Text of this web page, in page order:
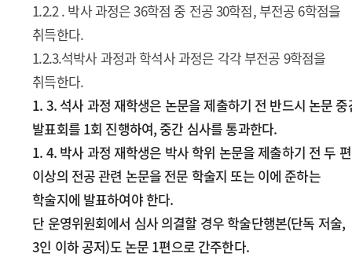
1.2.2 . 박사 과정은 36학점 중 전공 30학점, 부전공 6학점을
취득한다.
1.2.3.석박사 과정과 학석사 과정은 각각 부전공 9학점을
취득한다.
1. 3. 석사 과정 재학생은 논문을 제출하기 전 반드시 논문 중
발표회를 1회 진행하여, 중간 심사를 통과한다.
1. 4. 박사 과정 재학생은 박사 학위 논문을 제출하기 전 두 편
이상의 전공 관련 논문을 전문 학술지 또는 이에 준하는
학술지에 발표하여야 한다.
단 운영위원회에서 심사 의결할 경우 학술단행본(단독 저술,
3인 이하 공저)도 논문 1편으로 간주한다.